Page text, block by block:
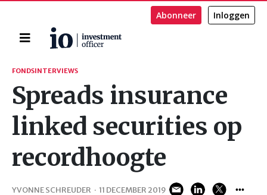
Home
Abonneer Inloggen
Zoeken
FONDSINTERVIEWS
Spreads insurance
linked securities op
recordhoogte
YVONNE SCHREUDER · 11 DECEMBER 2019